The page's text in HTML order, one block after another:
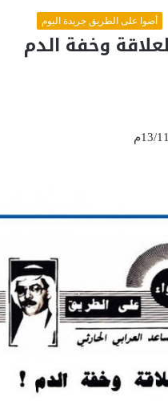
أضوا على الطريق جريدة اليوم
وخفة الدم